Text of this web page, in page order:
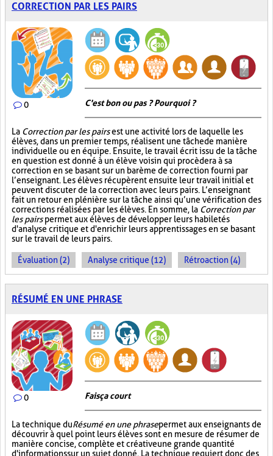
CORRECTION PAR LES PAIRS
0 C'est bon ou pas ? Pourquoi ?
La Correction par les pairsest une activité lors de laquelle les
élèves, dans un premier temps, réalisent une tâche de manière
individuelle ou en équipe. Ensuite, le travail écrit issu de la tâche
en question est donné à un élève voisin qui procèdera à sa
correction en se basant sur un barème de correction fourni par
l’enseignant. Les élèves récupèrent ensuite leur travail initial et
peuvent discuter de la correction avec leurs pairs. L’enseignant
fait un retour en plénière sur la tâche ainsi qu’une vérification des
corrections réalisées par les élèves. En somme, la Correction par
les pairspermet aux élèves de développer leurs habiletés
d'analyse critique et d'enrichir leurs apprentissages en se basant
sur le travail de leurs pairs.
Évaluation (2) Analyse critique (12) Rétroaction (4)
RÉSUMÉ EN UNE PHRASE
0 Fais ça court
La technique duRésumé en une phrasepermet aux enseignants de
découvrir à quel point leurs élèves sont en mesure de résumer de
manière concise, complète et créative une grande quantité
d'informations sur un sujet donné. La technique requiert donc des